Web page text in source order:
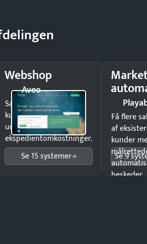
Webshop
Aveo
Sælg produkter 24/7 til
kunder i hele landet
uden
ekspedientomkostninger.
Se 15 systemer
Få flere
af
kunder
beskeder.
Se 9